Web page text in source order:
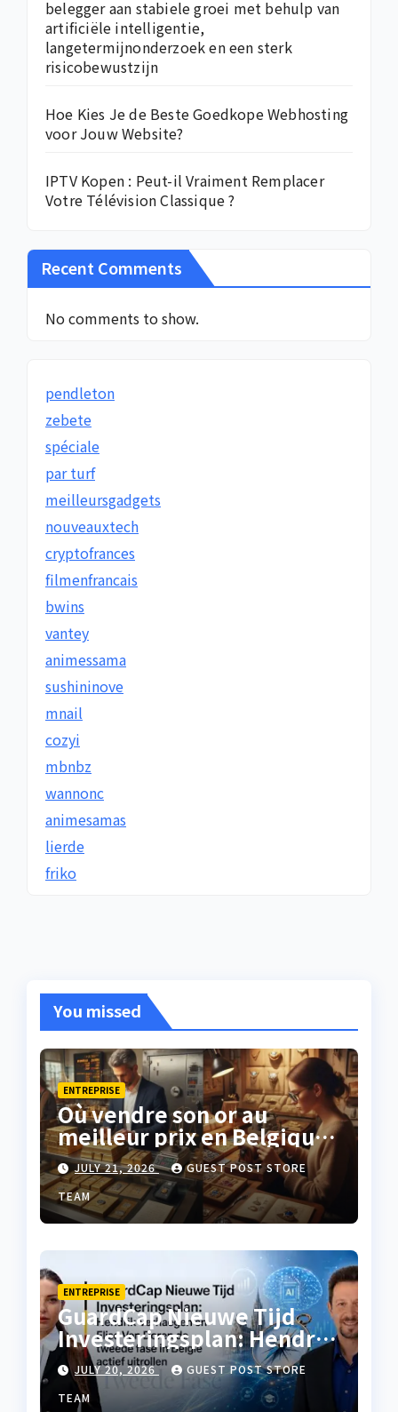
belegger aan stabiele groei met behulp van
artificiële intelligentie,
langetermijnonderzoek en een sterk
risicobewustzijn
Hoe Kies Je de Beste Goedkope Webhosting
voor Jouw Website?
IPTV Kopen : Peut-il Vraiment Remplacer
Votre Télévision Classique ?
Recent Comments
No comments to show.
pendleton
zebete
spéciale
par turf
meilleursgadgets
nouveauxtech
cryptofrances
filmenfrancais
bwins
vantey
animessama
sushininove
mnail
cozyi
mbnbz
wannonc
animesamas
lierde
friko
You missed
ENTREPRISE
Où vendre son or au
meilleur prix en Belgique
? JULY 21, 2026
GUEST POST STORE
TEAM
ENTREPRISE
GuardCap Nieuwe Tijd
Investeringsplan: Hendrik
Verhaegen en Elise Van
Doren de tweede fase in
België actief uitrollen
JULY 20, 2026
GUEST POST STORE
TEAM